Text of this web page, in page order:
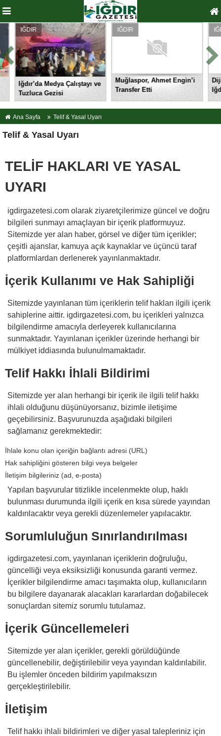
IĞDIR
Iğdır’da Medya Çalıştayı ve
Tuzluca Gezisi
IĞDIR
Muğlaspor, Ahmet Engin’i
Transfer Etti
IĞDIR
Dijital
Ana Sayfa Telif & Yasal Uyarı
Telif & Yasal Uyarı
TELİF HAKLARI VE YASAL
UYARI
igdirgazetesi.com olarak ziyaretçilerimize güncel ve doğru
bilgileri sunmayı amaçlayan bir içerik platformuyuz.
Sitemizde yer alan haber, görsel ve diğer tüm içerikler;
çeşitli ajanslar, kamuya açık kaynaklar ve üçüncü taraf
platformlardan derlenerek yayınlanmaktadır.
İçerik Kullanımı ve Hak Sahipliği
Sitemizde yayınlanan tüm içeriklerin telif hakları ilgili içerik
sahiplerine aittir. igdirgazetesi.com, bu içerikleri yalnızca
bilgilendirme amacıyla derleyerek kullanıcılarına
sunmaktadır. Yayınlanan içerikler üzerinde herhangi bir
mülkiyet iddiasında bulunulmamaktadır.
Telif Hakkı İhlali Bildirimi
Sitemizde yer alan herhangi bir içerik ile ilgili telif hakkı
ihlali olduğunu düşünüyorsanız, bizimle iletişime
geçebilirsiniz. Başvurunuzda aşağıdaki bilgileri
sağlamanız gerekmektedir:
İhlale konu olan içeriğin bağlantı adresi (URL)
Hak sahipliğini gösteren bilgi veya belgeler
İletişim bilgileriniz (ad, e-posta)
Yapılan başvurular titizlikle incelenmekte olup, haklı
bulunması durumunda ilgili içerik en kısa sürede yayından
kaldırılacaktır veya gerekli düzenlemeler yapılacaktır.
Sorumluluğun Sınırlandırılması
igdirgazetesi.com, yayınlanan içeriklerin doğruluğu,
güncelliği veya eksiksizliği konusunda garanti vermez.
İçerikler bilgilendirme amacı taşımakta olup, kullanıcıların
bu bilgilere dayanarak alacakları kararlardan doğabilecek
sonuçlardan sitemiz sorumlu tutulamaz.
İçerik Güncellemeleri
Sitemizde yer alan içerikler, gerekli görüldüğünde
güncellenebilir, değiştirilebilir veya yayından kaldırılabilir.
Bu işlemler önceden bildirim yapılmaksızın
gerçekleştirilebilir.
İletişim
Telif hakkı ihlali bildirimleri ve diğer yasal talepleriniz için